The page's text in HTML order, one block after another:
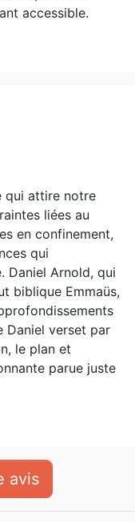
accessible.
qui attire notre
liées au
en confinement,
qui
Daniel Arnold, qui
biblique Emmaüs,
Daniel verset par
le plan et
parue juste
avis